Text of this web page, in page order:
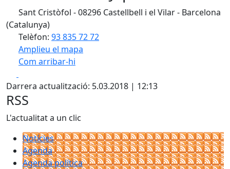
Sant Cristòfol - 08296 Castellbell i el Vilar - Barcelona
(Catalunya)
Telèfon: 93 835 72 72
Amplieu el mapa
Com arribar-hi
+
−
Darrera actualització: 5.03.2018 | 12:13
RSS
L'actualitat a un clic
Notícies
Agenda
Agenda política